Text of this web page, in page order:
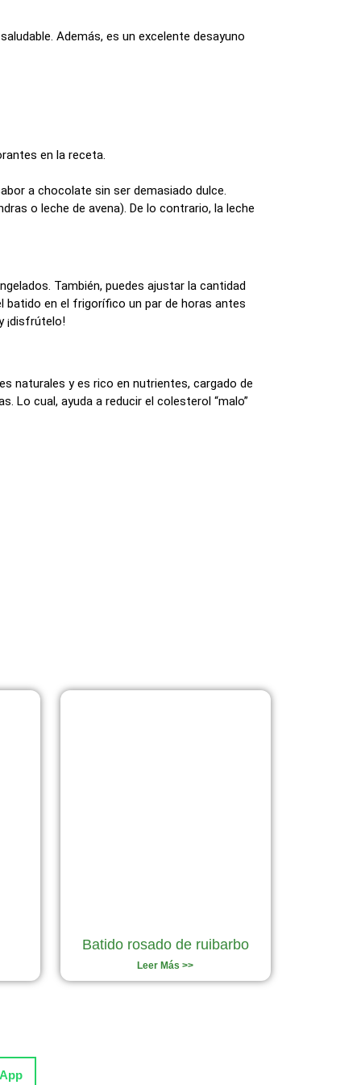
Además, es un excelente desayuno
en la receta.
a chocolate sin ser demasiado dulce.
o leche de avena). De lo contrario, la leche
También, puedes ajustar la cantidad
batido en el frigorífico un par de horas antes
¡disfrútelo!
naturales y es rico en nutrientes, cargado de
Lo cual, ayuda a reducir el colesterol “malo”
Batido rosado de ruibarbo
Leer Más >>